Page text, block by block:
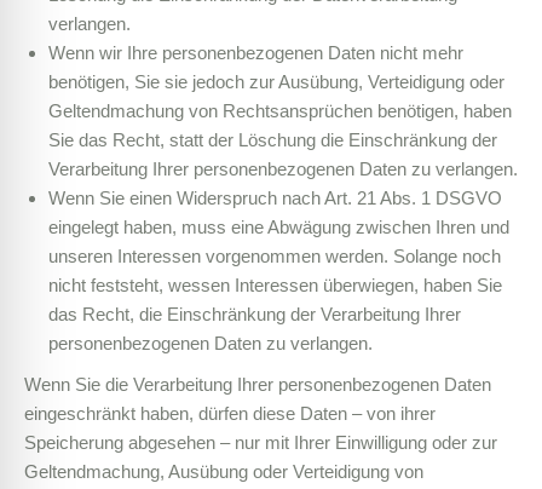
verlangen.
Wenn wir Ihre personenbezogenen Daten nicht mehr
benötigen, Sie sie jedoch zur Ausübung, Verteidigung oder
Geltendmachung von Rechtsansprüchen benötigen, haben
Sie das Recht, statt der Löschung die Einschränkung der
Verarbeitung Ihrer personenbezogenen Daten zu verlangen.
Wenn Sie einen Widerspruch nach Art. 21 Abs. 1 DSGVO
eingelegt haben, muss eine Abwägung zwischen Ihren und
unseren Interessen vorgenommen werden. Solange noch
nicht feststeht, wessen Interessen überwiegen, haben Sie
das Recht, die Einschränkung der Verarbeitung Ihrer
personenbezogenen Daten zu verlangen.
Wenn Sie die Verarbeitung Ihrer personenbezogenen Daten
eingeschränkt haben, dürfen diese Daten – von ihrer
Speicherung abgesehen – nur mit Ihrer Einwilligung oder zur
Geltendmachung, Ausübung oder Verteidigung von